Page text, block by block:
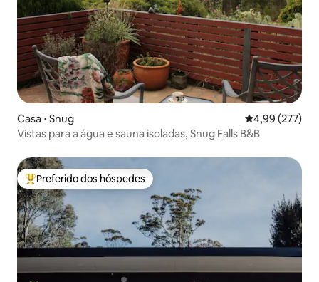
Casa ⋅ Snug 4,99 de uma
4,99 (277)
Vistas para a água e sauna isoladas, Snug Falls B&B
Entre os melhores preferidos dos hóspedes
Preferido dos hóspedes